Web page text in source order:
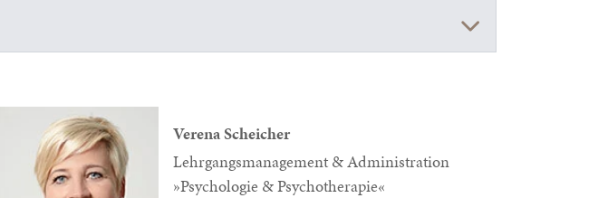
Verena Scheicher
Lehrgangsmanagement & Administration
»Psychologie & Psychotherapie«